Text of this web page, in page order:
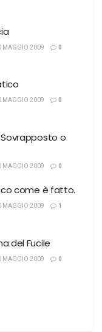
MAGGIO 2009 0
MAGGIO 2009 0
o
MAGGIO 2009 0
come è fatto.
MAGGIO 2009 1
del Fucile
MAGGIO 2009 0